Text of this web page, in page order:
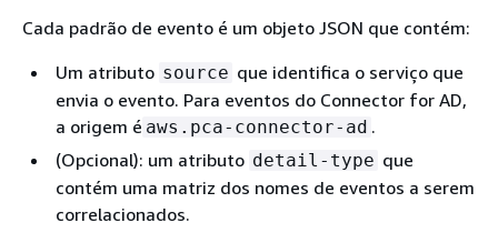
Cada padrão de evento é um objeto JSON que contém:
Um atributo source que identifica o serviço que
envia o evento. Para eventos do Connector for AD,
a origem é aws.pca-connector-ad .
(Opcional): um atributo detail-type que
contém uma matriz dos nomes de eventos a serem
correlacionados.